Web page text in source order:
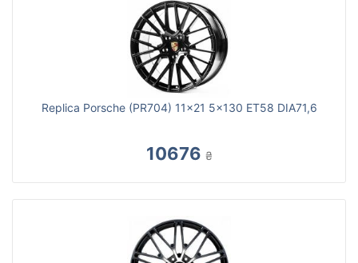
Replica Porsche (PR704) 11x21 5x130 ET58 DIA71,6
10676 ₴